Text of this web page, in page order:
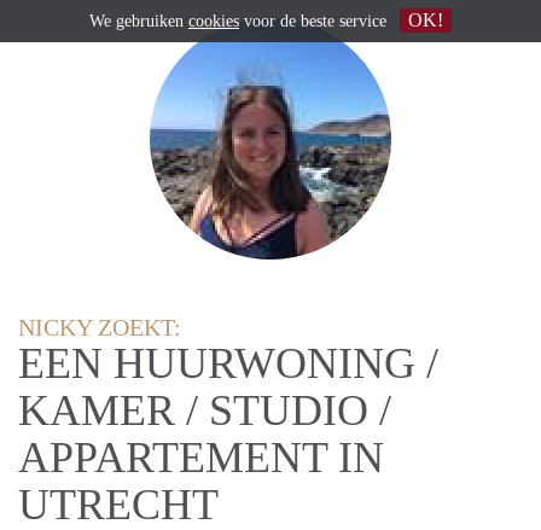
NICKY ZOEKT:
EEN HUURWONING /
KAMER / STUDIO /
APPARTEMENT IN
UTRECHT
We gebruiken cookies voor de beste service OK!